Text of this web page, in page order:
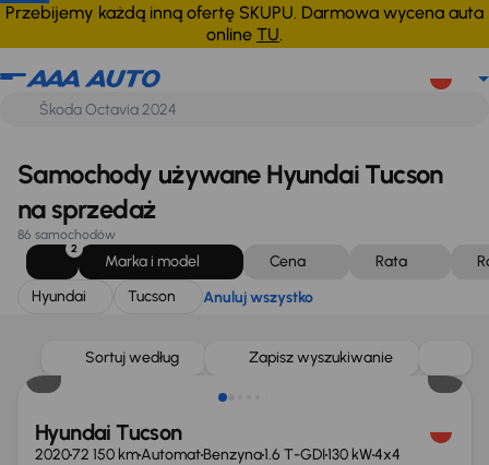
Przebijemy każdą inną ofertę SKUPU. Darmowa wycena auta
online TU.
Hyundai Tucson Anuluj wszystko
Samochody używane Hyundai Tucson
na sprzedaż
86 samochodów
2
Marka i model Cena Rata
Hyundai
Tucson Anuluj wszystko
Sortuj według Zapisz wyszukiwanie
Taniej o 1 500 zł
Hyundai Tucson
202072 150 kmAutomatBenzyna1.6 T-GDI130 kW4x4